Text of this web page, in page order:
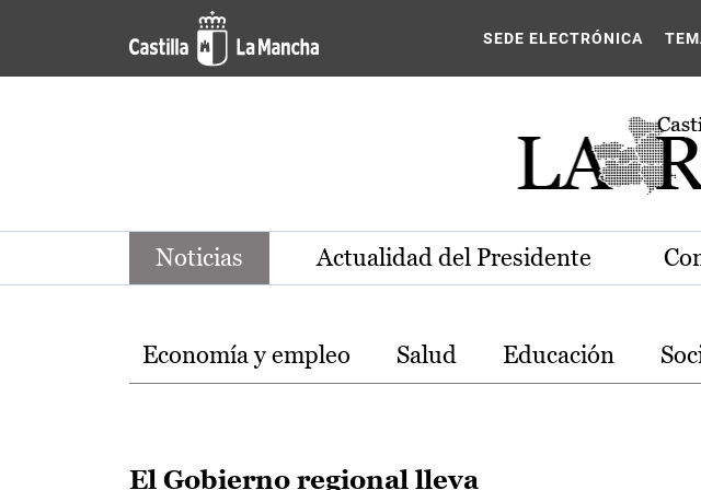
Pasar al contenido principal
Noticias de la región de Castilla-La
SEDE ELECTRÓNICA
Noticias Actualidad del Presidente
Temas
Economía y empleo Salud Educación
El Gobierno regional lleva